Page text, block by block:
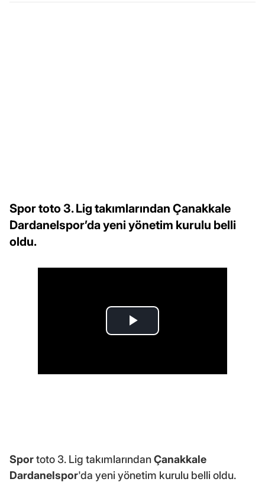
Spor toto 3. Lig takımlarından Çanakkale
Dardanelspor’da yeni yönetim kurulu belli
oldu.
Sportoto 3. Lig takımlarındanÇanakkale
Dardanelspor'da yeni yönetim kurulu belli oldu.